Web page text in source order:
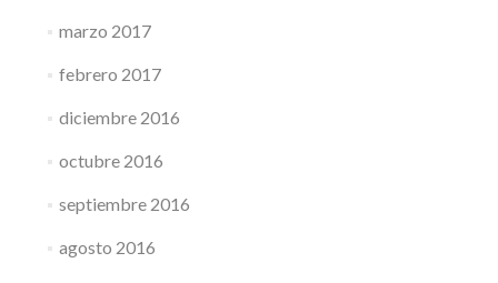
marzo 2017
febrero 2017
diciembre 2016
octubre 2016
septiembre 2016
agosto 2016